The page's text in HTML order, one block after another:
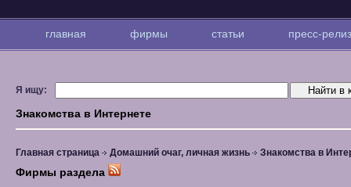
главная фирмы статьи пресс-
Я ищу:
Знакомства в Интернете
Главная страница Домашний очаг, личная жизнь Знакомства в
Фирмы раздела